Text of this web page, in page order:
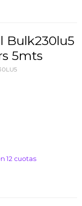
5mts
12 cuotas